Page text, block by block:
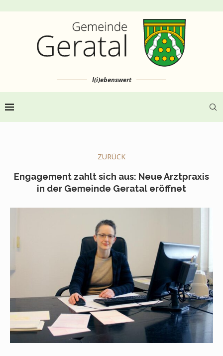
l(i)ebenswert
ZURÜCK
Engagement zahlt sich aus: Neue Arztpraxis
in der Gemeinde Geratal eröffnet